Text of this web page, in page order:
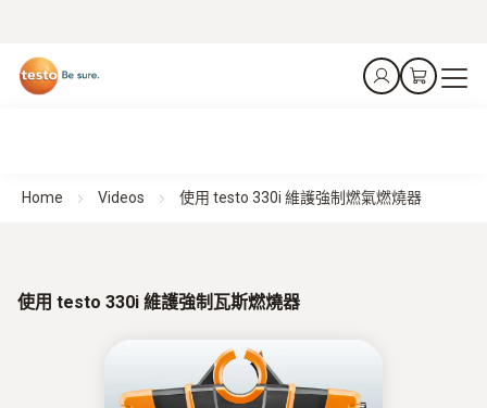
Home Videos 使用 testo 330i 維護強制燃氣燃燒器
使用 testo 330i 維護強制瓦斯燃燒器